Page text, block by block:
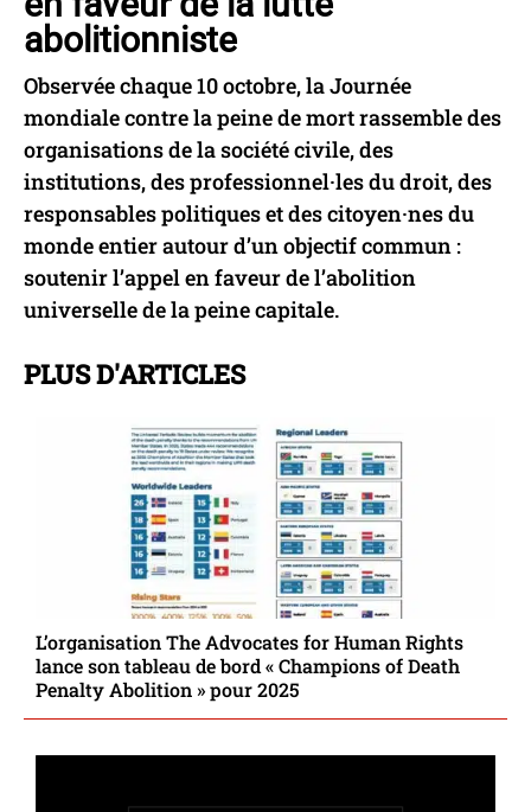
abolitionniste
Observée chaque 10 octobre, la Journée
mondiale contre la peine de mort rassemble des
organisations de la société civile, des
institutions, des professionnel·les du droit, des
responsables politiques et des citoyen·nes du
monde entier autour d’un objectif commun :
soutenir l’appel en faveur de l’abolition
universelle de la peine capitale.
PLUS D'ARTICLES
L’organisation The Advocates for Human Rights
lance son tableau de bord « Champions of Death
Penalty Abolition » pour 2025